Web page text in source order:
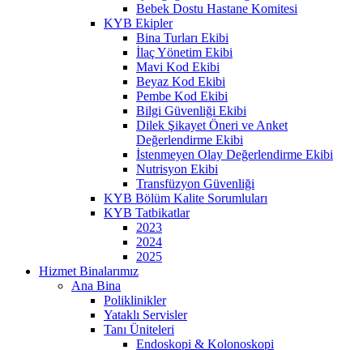
Bebek Dostu Hastane Komitesi
KYB Ekipler
Bina Turları Ekibi
İlaç Yönetim Ekibi
Mavi Kod Ekibi
Beyaz Kod Ekibi
Pembe Kod Ekibi
Bilgi Güvenliği Ekibi
Dilek Şikayet Öneri ve Anket
Değerlendirme Ekibi
İstenmeyen Olay Değerlendirme Ekibi
Nutrisyon Ekibi
Transfüzyon Güvenliği
KYB Bölüm Kalite Sorumluları
KYB Tatbikatlar
2023
2024
2025
Hizmet Binalarımız
Ana Bina
Poliklinikler
Yataklı Servisler
Tanı Üniteleri
Endoskopi & Kolonoskopi